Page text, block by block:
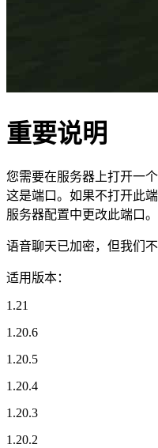
重要说明
您需要在服务器上打开一个
这是端口。如果不打开此
服务器配置中更改此端口
语音聊天已加密，但我们
适用版本：
1.21
1.20.6
1.20.5
1.20.4
1.20.3
1.20.2